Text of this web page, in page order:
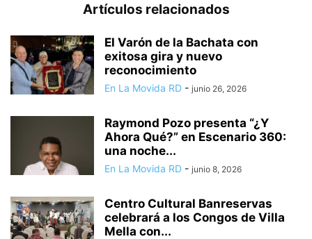
Artículos relacionados
El Varón de la Bachata con
exitosa gira y nuevo
reconocimiento
En La Movida RD - junio 26, 2026
Raymond Pozo presenta “¿Y
Ahora Qué?” en Escenario 360:
una noche...
En La Movida RD - junio 8, 2026
Centro Cultural Banreservas
celebrará a los Congos de Villa
Mella con...